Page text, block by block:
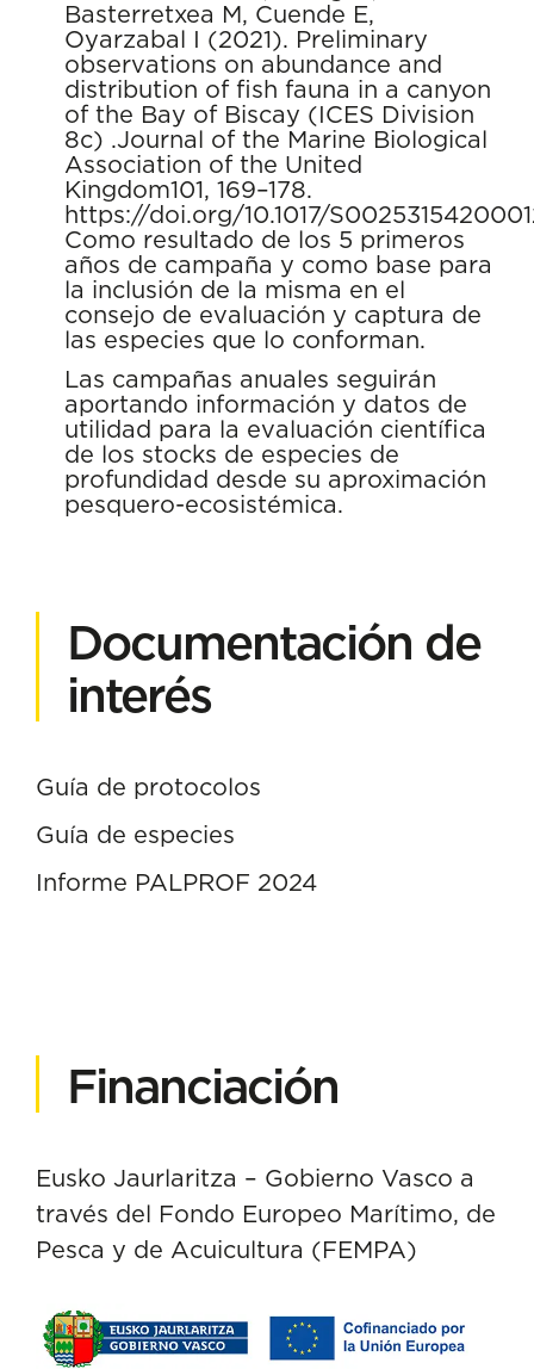
Basterretxea M, Cuende E,
Oyarzabal I (2021). Preliminary
observations on abundance and
distribution of fish fauna in a canyon
of the Bay of Biscay (ICES Division
8c) .Journal of the Marine Biological
Association of the United
Kingdom101, 169–178.
https://doi.org/10.1017/
Como resultado de los 5 primeros
años de campaña y como base para
la inclusión de la misma en el
consejo de evaluación y captura de
las especies que lo conforman.
Las campañas anuales seguirán
aportando información y datos de
utilidad para la evaluación científica
de los stocks de especies de
profundidad desde su aproximación
pesquero-ecosistémica.
Documentación de
interés
Guía de protocolos
Guía de especies
Informe PALPROF 2024
Financiación
Eusko Jaurlaritza – Gobierno Vasco a
través del Fondo Europeo Marítimo, de
Pesca y de Acuicultura (FEMPA)